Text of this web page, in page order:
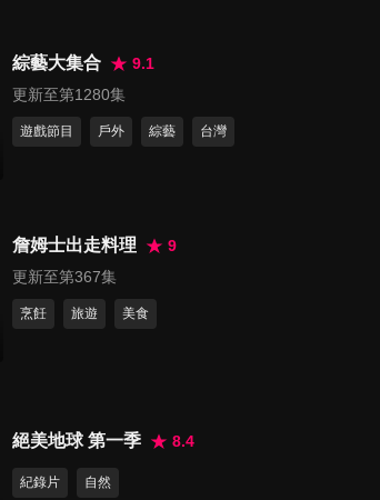
第1196集 台灣人愛說場面話！
46 分鐘
47分鐘
第1198集 地勤沒有說的秘密！
書？各國型男常識大會考！
46
綜藝大集合
9.1
更新至第1280集
遊戲節目 戶外 綜藝 台灣
詹姆士出走料理
9
更新至第367集
烹飪 旅遊 美食
絕美地球 第一季 8.4
紀錄片 自然